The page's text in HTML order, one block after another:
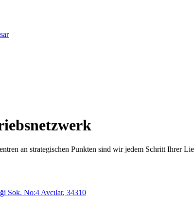
an strategischen Punkten sind wir jedem Schritt Ihrer
Sok. No:4 Avcılar, 34310